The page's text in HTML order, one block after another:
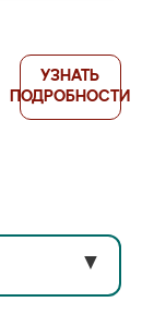
УЗНАТЬ
ПОДРОБНОСТИ
▼